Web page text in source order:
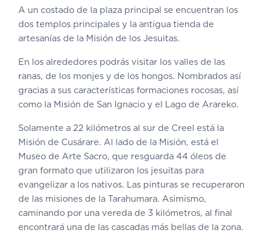
A un costado de la plaza principal se encuentran los
dos templos principales y la antigua tienda de
artesanías de la Misión de los Jesuitas.
En los alrededores podrás visitar los valles de las
ranas, de los monjes y de los hongos. Nombrados así
gracias a sus características formaciones rocosas, así
como la Misión de San Ignacio y el Lago de Arareko.
Solamente a 22 kilómetros al sur de Creel está la
Misión de Cusárare. Al lado de la Misión, está el
Museo de Arte Sacro, que resguarda 44 óleos de
gran formato que utilizaron los jesuitas para
evangelizar a los nativos. Las pinturas se recuperaron
de las misiones de la Tarahumara. Asimismo,
caminando por una vereda de 3 kilómetros, al final
encontrará una de las cascadas más bellas de la zona.